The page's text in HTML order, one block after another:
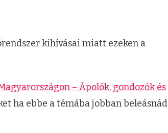
kihívásai miatt ezeken a
– Ápolók, gondozók és
ha ebbe a témába jobban beleásnád